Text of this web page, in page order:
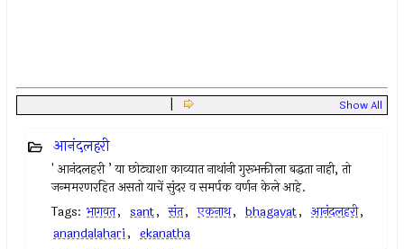
Show All
आनंदलहरी
' आनंदलहरी ’ या छोट्याशा काव्यात नाथांनी गुरूभक्तीला बद्धता नाही, तो
जन्ममरणरहित असतो याचें सुंदर व समर्पक वर्णन केले आहे.
Tags: भागवत, sant, संत, एकनाथ, bhagavat, आनंदलहरी,
anandalahari, ekanatha